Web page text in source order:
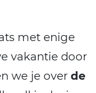
met enige
vakantie door
we je over de